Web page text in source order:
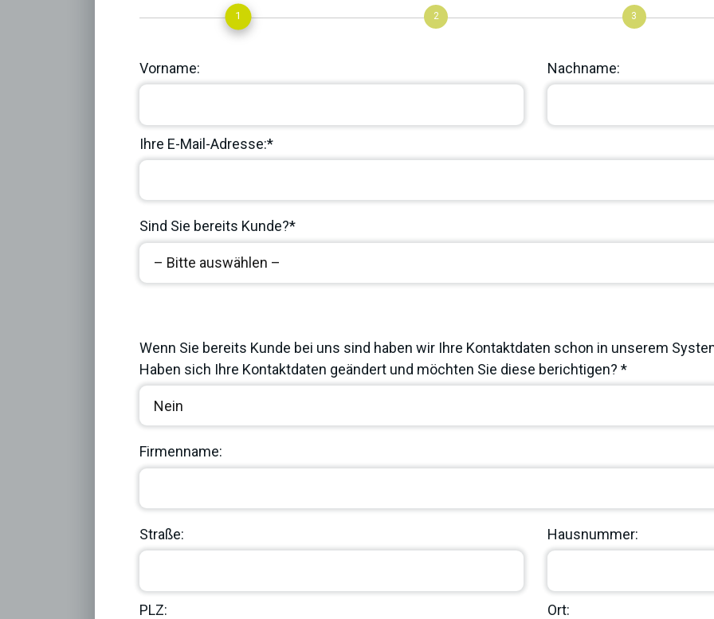
1 2 3
Vorname: Nachname:
Ihre E-Mail-Adresse:*
Sind Sie bereits Kunde?*
Wenn Sie bereits Kunde bei uns sind haben wir Ihre Kontaktdaten schon in unserem
Haben sich Ihre Kontaktdaten geändert und möchten Sie diese berichtigen? *
Firmenname:
Straße: Hausnummer:
PLZ: Ort: